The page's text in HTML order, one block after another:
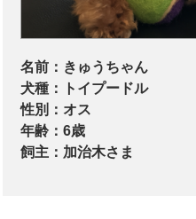
名前： きゅうちゃん
犬種：
トイプードル
性別： オス
年齢： 6歳
飼主： 加治木さま